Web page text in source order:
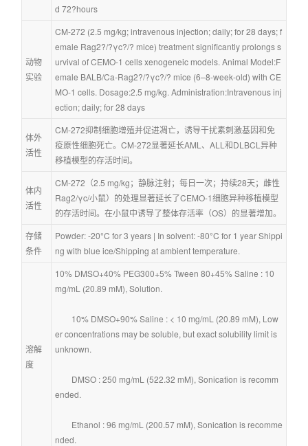
d 72?hours
动物
实验
CM-272 (2.5 mg/kg; intravenous injection; daily; for 28 days; f
emale Rag2?/?γc?/? mice) treatment significantly prolongs s
urvival of CEMO-1 cells xenogeneic models. Animal Model:F
emale BALB/Ca-Rag2?/?γc?/? mice (6–8-week-old) with CE
MO-1 cells. Dosage:2.5 mg/kg. Administration:Intravenous inj
ection; daily; for 28 days
体外
活性
CM-272抑制细胞增殖并促进凋亡，诱导干扰素刺激基因和免
疫原性细胞死亡。CM-272显著延长AML、ALL和DLBCL异种
移植模型的存活时间。
体内
活性
CM-272（2.5 mg/kg；静脉注射；每日一次；持续28天；雌性
Rag2/γc/小鼠）的处理显著延长了CEMO-1细胞异种移植模型
的存活时间。在小鼠中诱导了整体存活率（OS）的显著增加。
存储
条件
Powder: -20°C for 3 years | In solvent: -80°C for 1 year Shippi
ng with blue ice/Shipping at ambient temperature.
溶解
度
10% DMSO+40% PEG300+5% Tween 80+45% Saline : 10
mg/mL (20.89 mM), Solution.
er concentrations may be soluble, but exact solubility limit is
unknown.
ended.
nded.